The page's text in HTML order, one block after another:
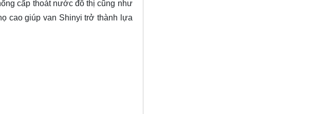
cấp thoát nước đô thị cũng như
cao giúp van Shinyi trở thành lựa